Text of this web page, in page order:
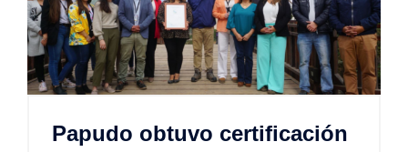
Papudo obtuvo certificación